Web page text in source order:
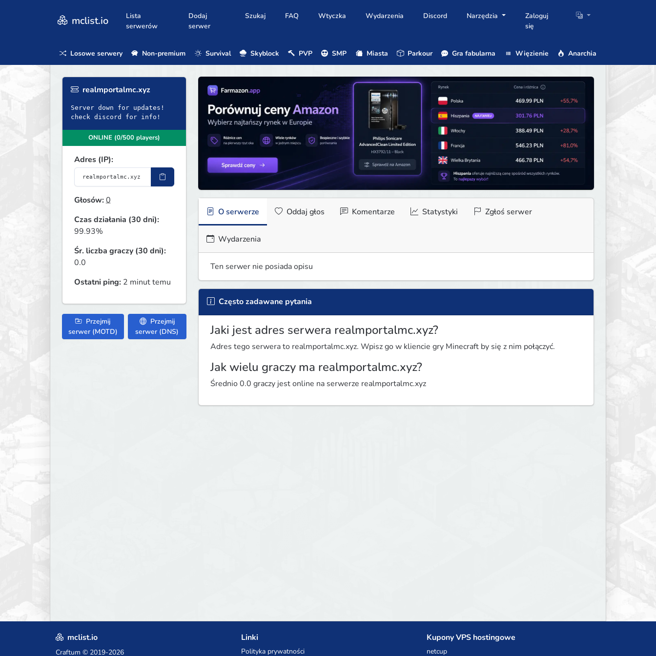
mclist.io
Lista
serwerów
Dodaj
serwer
Szukaj FAQ Wtyczka Wydarzenia Discord Narzędzia
Zaloguj
się
Losowe serwery Non-premium Survival Skyblock PVP SMP Miasta Parkour Gra fabularna Więzienie Anarchia
realmportalmc.xyz
Server down for updates!
check discord for info!
ONLINE (0/500 players)
Adres (IP):
Głosów:0
Czas działania (30 dni):
99.93%
Śr. liczba graczy (30 dni):
0.0
Ostatni ping: 2 minut temu
Przejmij
serwer (MOTD)
Przejmij
serwer (DNS)
O serwerze Oddaj głos Komentarze Statystyki Zgłoś serwer
Wydarzenia
Ten serwer nie posiada opisu
Często zadawane pytania
Jaki jest adres serwera realmportalmc.xyz?
Adres tego serwera to realmportalmc.xyz. Wpisz go w kliencie gry Minecraft by się z nim połączyć.
Jak wielu graczy ma realmportalmc.xyz?
Średnio 0.0 graczy jest online na serwerze realmportalmc.xyz
mclist.io
Craftum © 2019-2026
Linki
Polityka prywatności
Kupony VPS hostingowe
netcup